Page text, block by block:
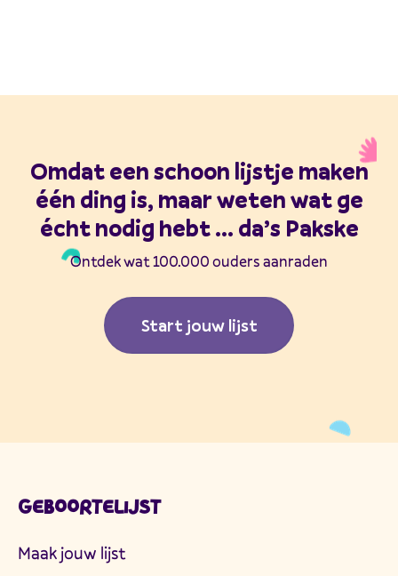
Omdat een schoon lijstje maken
één ding is, maar weten wat ge
écht nodig hebt ... da’s Pakske
Ontdek wat 100.000 ouders aanraden
Start jouw lijst
GEBOORTELIJST
Maak jouw lijst